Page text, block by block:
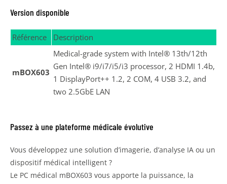
Version disponible
Référence Description
mBOX603
Medical-grade system with Intel® 13th/12th
Gen Intel® i9/i7/i5/i3 processor, 2 HDMI 1.4b,
1 DisplayPort++ 1.2, 2 COM, 4 USB 3.2, and
two 2.5GbE LAN
Passez à une plateforme médicale évolutive
Vous développez une solution d’imagerie, d’analyse IA ou un
dispositif médical intelligent ?
Le PC médical mBOX603 vous apporte la puissance, la